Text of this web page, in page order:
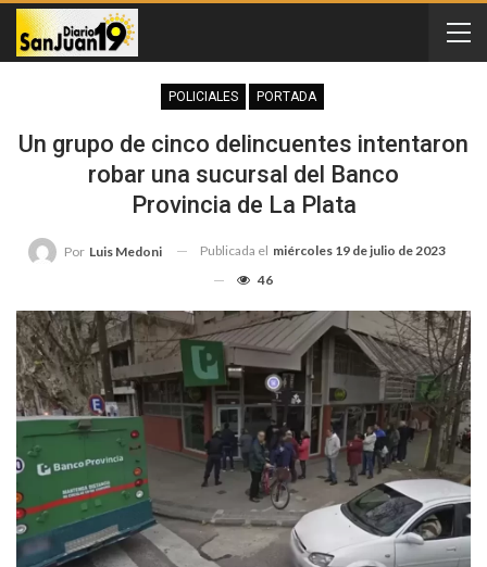
POLICIALES PORTADA
Un grupo de cinco delincuentes intentaron
robar una sucursal del Banco
Provincia de La Plata
Por Luis Medoni Publicada el miércoles 19 de julio de 2023
46